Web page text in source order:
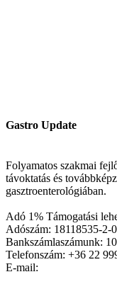
Gastro Update
Folyamatos szakmai
távoktatás és
gasztroenterológiában.
Adó 1% Támogatási
Adószám: 18118535-2-
Bankszámlaszámunk:
Telefonszám: +36 22
E-mail: